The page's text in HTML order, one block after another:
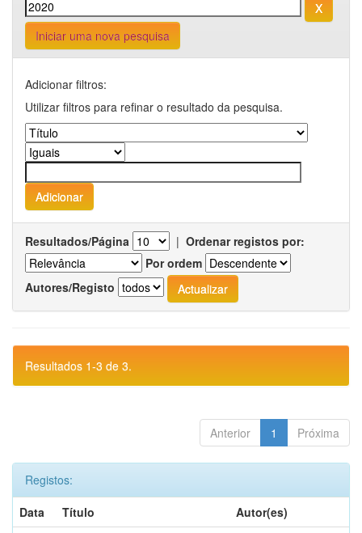
Iniciar uma nova pesquisa
Adicionar filtros:
Utilizar filtros para refinar o resultado da pesquisa.
Resultados/Página | Ordenar registos por:
Por ordem
Autores/Registo
Resultados 1-3 de 3.
Anterior 1 Próxima
Registos:
Data
Título
Autor(es)